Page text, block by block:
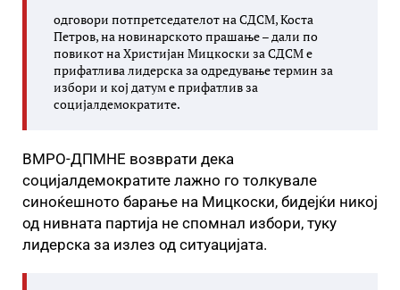
одговори потпретседателот на СДСМ, Коста
Петров, на новинарското прашање – дали по
повикот на Христијан Мицкоски за СДСМ е
прифатлива лидерска за одредување термин за
избори и кој датум е прифатлив за
социјалдемократите.
ВМРО-ДПМНЕ возврати дека
социјалдемократите лажно го толкувале
синоќешното барање на Мицкоски, бидејќи никој
од нивната партија не спомнал избори, туку
лидерска за излез од ситуацијата.